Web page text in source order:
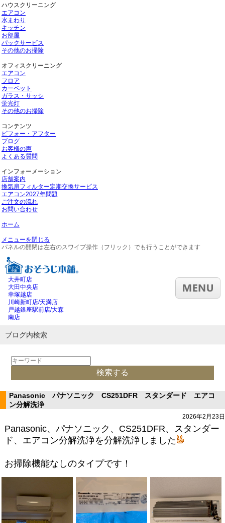
ハウスクリーニング
エアコン
水まわり
キッチン
お部屋
パックサービス
その他のお掃除
オフィスクリーニング
エアコン
フロア
カーペット
ガラス・サッシ
蛍光灯
その他のお掃除
コンテンツ
ビフォー・アフター
ブログ
お客様の声
よくある質問
インフォーメーション
店舗案内
換気扇フィルター定期交換サービス
エアコン2027年問題
ご注文の流れ
お問い合わせ
ホーム
メニューを閉じる
パネルの開閉は左右のスワイプ操作（フリック）でも行うことができます
大井町店
大田中央店
幸塚越店
川崎新町店/天満店
戸越銀座駅前店/大森
南店
ブログ内検索
Panasonic パナソニック CS251DFR スタンダード エアコ
ン分解洗浄
2026年2月23日
Panasonic、パナソニック、CS251DFR、スタンダー
ド、エアコン分解洗浄を分解洗浄しました
お掃除機能なしのタイプです！